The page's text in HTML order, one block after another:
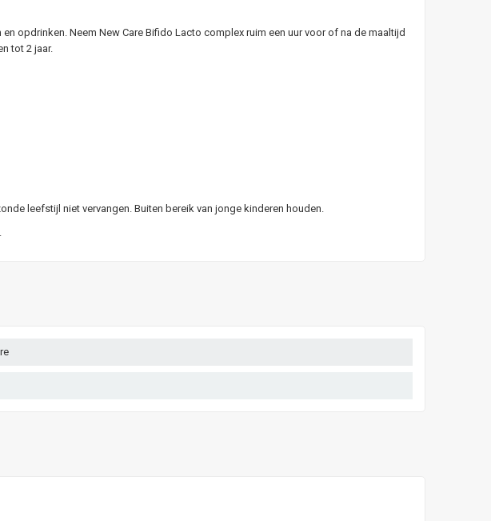
opdrinken. Neem New Care Bifido Lacto complex ruim een uur voor of na de maaltijd
tot 2 jaar.
leefstijl niet vervangen. Buiten bereik van jonge kinderen houden.